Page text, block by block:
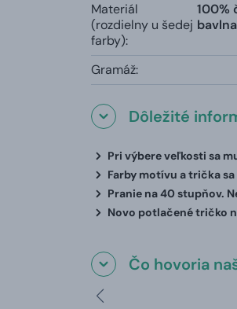
Materiál
(rozdielny u šedej
farby):
100%
Gramáž:
Dôležité
Pri výbere veľkosti sa
Farby motívu a trička
Pranie na 40 stupňov.
Novo potlačené tričko
Čo hovoria